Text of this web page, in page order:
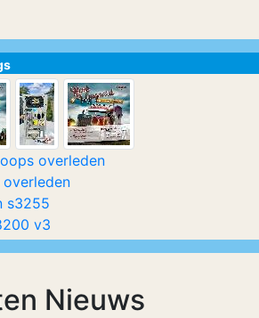
Nieuws
overleden
overleden
s3255
v3